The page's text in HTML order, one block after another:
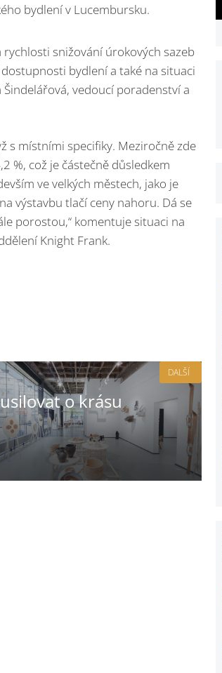
bydlení v Lucembursku.
snižování úrokových sazeb
bydlení a také na situaci
vedoucí poradenství a
s místními specifiky. Meziročně zde
%, což je částečně důsledkem
ve velkých městech, jako je
výstavbu tlačí ceny nahoru. Dá se
porostou,“ komentuje situaci na
Knight Frank.
o krásu
DALŠÍ